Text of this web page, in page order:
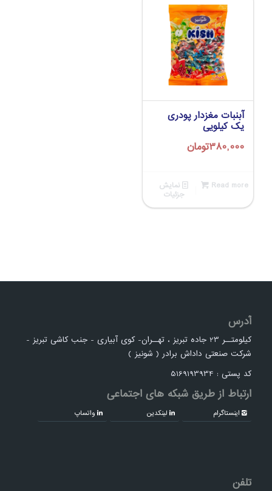
آبنبات مغزدار پودری
یک کیلویی
380,000تومان
Read more
نمایش
جزئیات
آدرس
کیلومتــر 23 جاده تبریز ، تهــران- کوی آبیاری - جنب کاشی تبریز -
شرکت صنعتی داداش برادر ( شونیز )
کد پستی : 5169193934
ارتباط از طریق شبکه های اجتماعی
اینستاگرام لینکدین واتساپ
تلفن